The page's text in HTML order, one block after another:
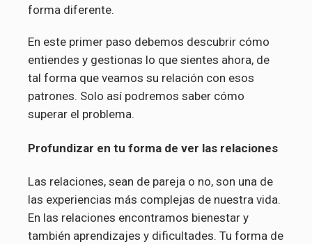
forma diferente.
En este primer paso debemos descubrir cómo
entiendes y gestionas lo que sientes ahora, de
tal forma que veamos su relación con esos
patrones. Solo así podremos saber cómo
superar el problema.
Profundizar en tu forma de ver las relaciones
Las relaciones, sean de pareja o no, son una de
las experiencias más complejas de nuestra vida.
En las relaciones encontramos bienestar y
también aprendizajes y dificultades. Tu forma de